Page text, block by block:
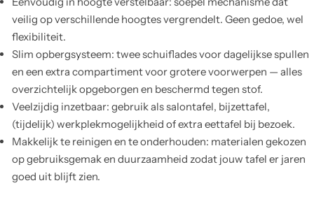
veilig op verschillende hoogtes vergrendelt. Geen gedoe, wel
flexibiliteit.
Slim opbergsysteem: twee schuiflades voor dagelijkse spullen
en een extra compartiment voor grotere voorwerpen — alles
overzichtelijk opgeborgen en beschermd tegen stof.
Veelzijdig inzetbaar: gebruik als salontafel, bijzettafel,
(tijdelijk) werkplekmogelijkheid of extra eettafel bij bezoek.
Makkelijk te reinigen en te onderhouden: materialen gekozen
op gebruiksgemak en duurzaamheid zodat jouw tafel er jaren
goed uit blijft zien.